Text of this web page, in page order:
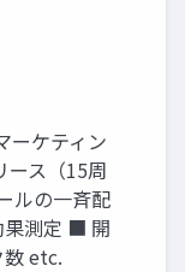
ケティン
ス（15周
ルの一斉配
測定 ■ 開
etc.